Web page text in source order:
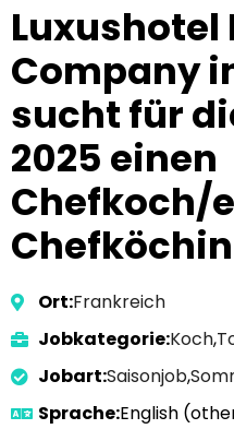
Luxushotel
Company
sucht für
2025 einen
Chefkoch/
Chefköchin
Ort:Frankreich
Jobkategorie:Koch,
Jobart:Saisonjob,
Sprache:English